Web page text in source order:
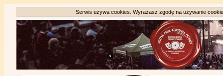
Serwis używa cookies. Wyrażasz zgodę na używanie